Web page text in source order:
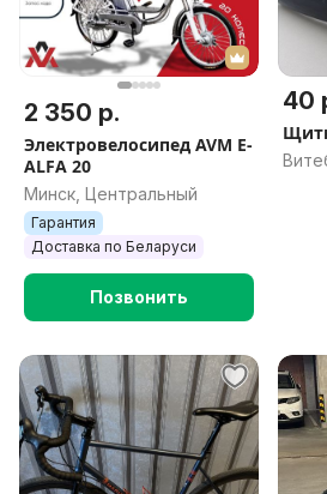
2 350 р.
Электровелосипед AVM E-
ALFA 20
Минск, Центральный
Гарантия
Доставка по Беларуси
Позвонить
40